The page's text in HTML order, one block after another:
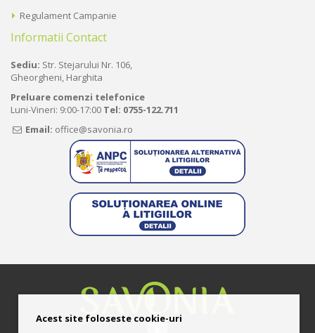
Regulament Campanie
Informatii Contact
Sediu: Str. Stejarului Nr. 106,
Gheorgheni, Harghita
Preluare comenzi telefonice
Luni-Vineri: 9:00-17:00 Tel: 0755-122.711
Email: office@savonia.ro
Acest site foloseste cookie-uri